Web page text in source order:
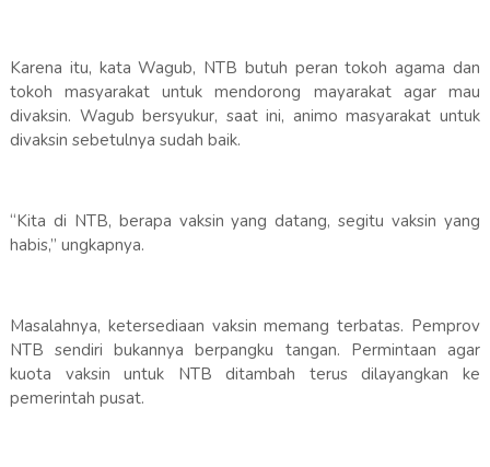
Karena itu, kata Wagub, NTB butuh peran tokoh agama dan
tokoh masyarakat untuk mendorong mayarakat agar mau
divaksin. Wagub bersyukur, saat ini, animo masyarakat untuk
divaksin sebetulnya sudah baik.
“Kita di NTB, berapa vaksin yang datang, segitu vaksin yang
habis,” ungkapnya.
Masalahnya, ketersediaan vaksin memang terbatas. Pemprov
NTB sendiri bukannya berpangku tangan. Permintaan agar
kuota vaksin untuk NTB ditambah terus dilayangkan ke
pemerintah pusat.